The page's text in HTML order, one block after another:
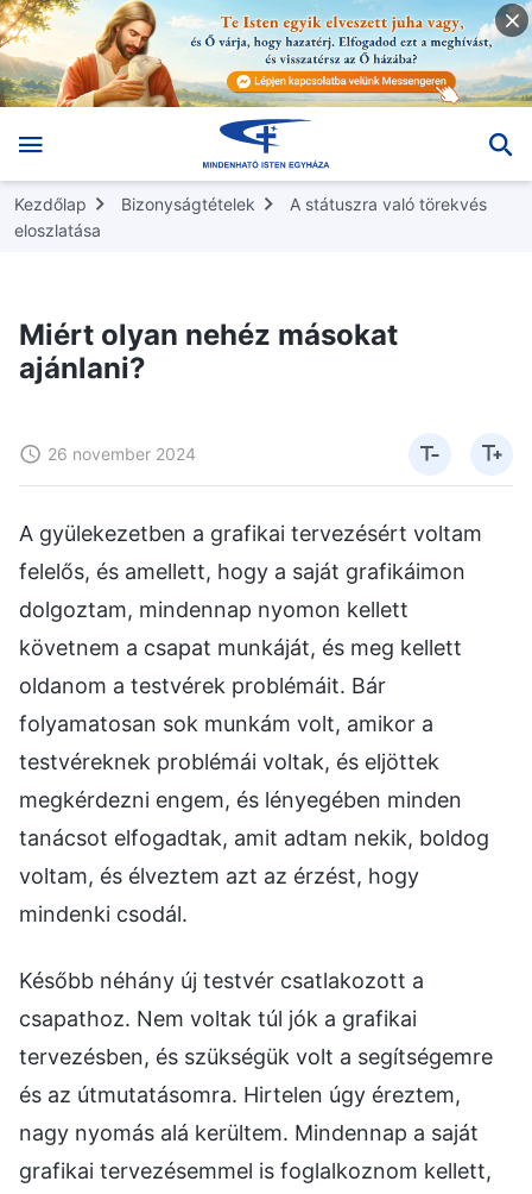
Kezdőlap Bizonyságtételek
A státuszra való törekvés
eloszlatása
Miért olyan nehéz másokat
ajánlani?
26 november 2024
A gyülekezetben a grafikai tervezésért voltam
felelős, és amellett, hogy a saját grafikáimon
dolgoztam, mindennap nyomon kellett
követnem a csapat munkáját, és meg kellett
oldanom a testvérek problémáit. Bár
folyamatosan sok munkám volt, amikor a
testvéreknek problémái voltak, és eljöttek
megkérdezni engem, és lényegében minden
tanácsot elfogadtak, amit adtam nekik, boldog
voltam, és élveztem azt az érzést, hogy
mindenki csodál.
Később néhány új testvér csatlakozott a
csapathoz. Nem voltak túl jók a grafikai
tervezésben, és szükségük volt a segítségemre
és az útmutatásomra. Hirtelen úgy éreztem,
nagy nyomás alá kerültem. Mindennap a saját
grafikai tervezésemmel is foglalkoznom kellett,